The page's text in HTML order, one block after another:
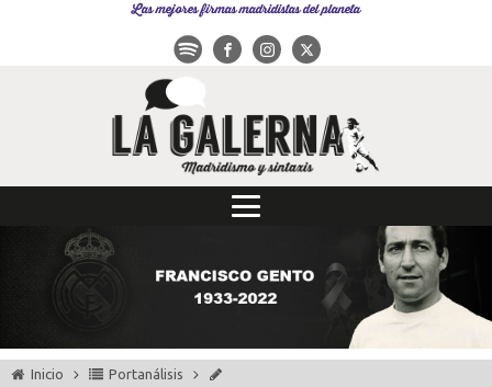
Las mejores firmas madridistas del planeta
Inicio
Portanálisis